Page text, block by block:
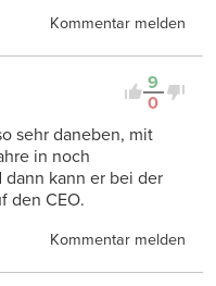
Kommentar melden
9
0
sehr daneben, mit
in noch
kann er bei der
den CEO.
Kommentar melden